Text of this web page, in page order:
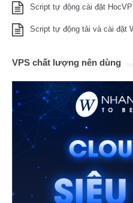
Script tự động cài đặt
Script tự động tải và cài đặt
VPS chất lượng nên dùng